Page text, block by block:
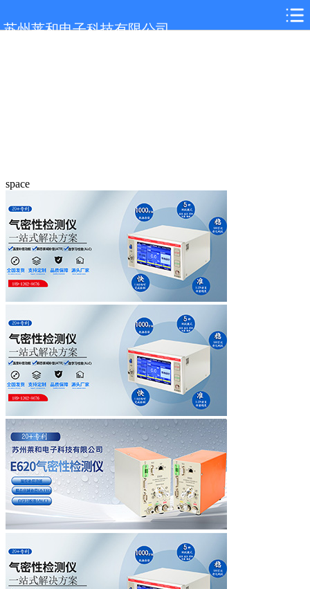
苏州莱和电子科技有限公司
space